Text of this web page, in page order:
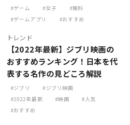
ゲーム 女子
無料
ゲームアプリ
おすすめ
トレンド
【2022年最新】ジブリ映画の
おすすめランキング！日本を代
表する名作の見どころ解説
ジブリ
ジブリ映画
2022年最新
映画
人気
おすすめ